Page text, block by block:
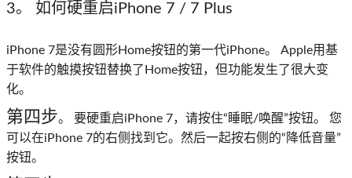
3。 如何硬重启iPhone 7 / 7 Plus
iPhone 7是没有圆形Home按钮的第一代iPhone。 Apple用基
于软件的触摸按钮替换了Home按钮，但功能发生了很大变
化。
第四步。 要硬重启iPhone 7，请按住“睡眠/唤醒”按钮。 您
可以在iPhone 7的右侧找到它。然后一起按右侧的“降低音量”
按钮。